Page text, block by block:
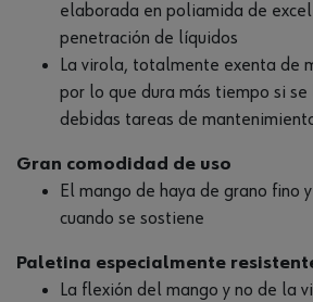
elaborada en poliamida de
penetración de líquidos
La virola, totalmente exenta de
por lo que dura más tiempo si
debidas tareas de
Gran comodidad de uso
El mango de haya de grano fino
cuando se sostiene
Paletina especialmente
La flexión del mango y no de la